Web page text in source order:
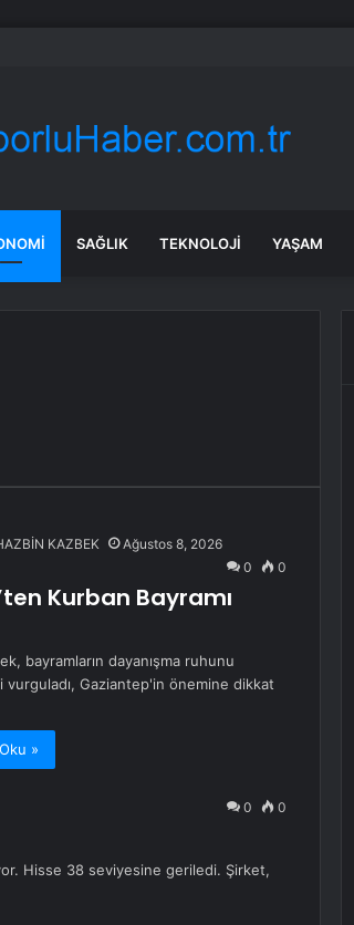
SAĞLIK TEKNOLOJI YAŞAM
KAZBEK
Ağustos 8, 2026
0
0
Kurban Bayramı
bayramların dayanışma ruhunu
vurguladı, Gaziantep'in önemine dikkat
»
0 0
Hisse 38 seviyesine geriledi. Şirket,